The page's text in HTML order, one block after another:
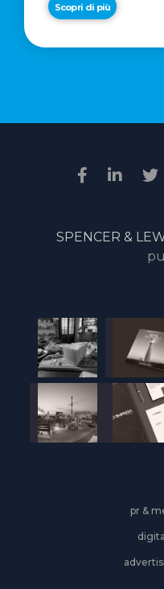
Scopri di più
SPENCER &
pr &